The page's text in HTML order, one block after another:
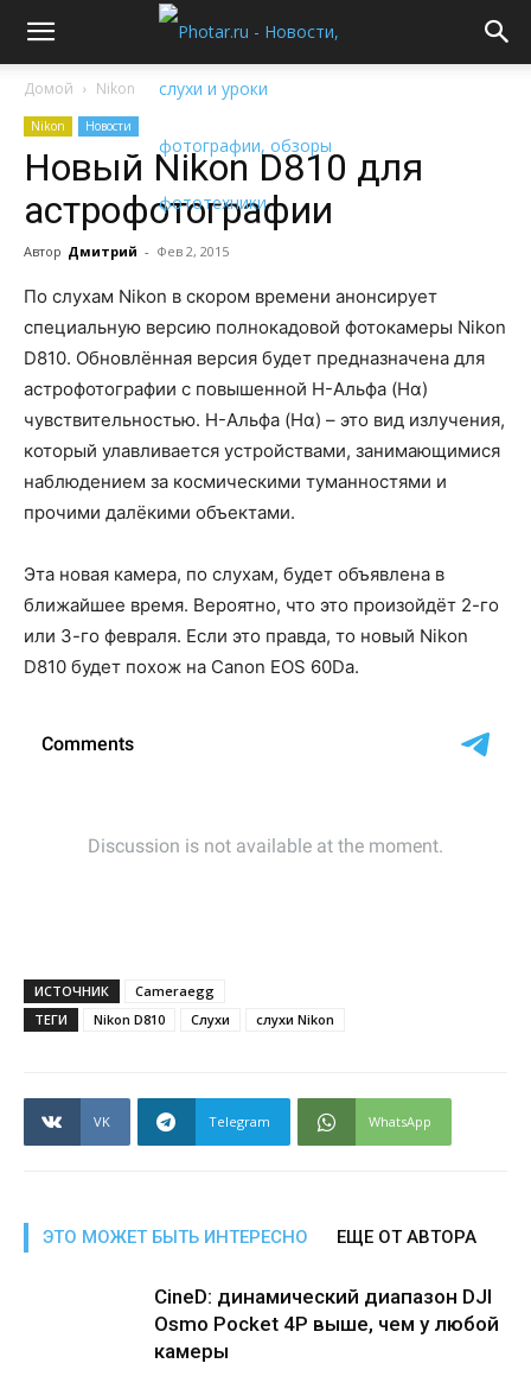
Домой Nikon
Nikon Новости
Новый Nikon D810 для
астрофотографии
Автор Дмитрий - Фев 2, 2015
По слухам Nikon в скором времени анонсирует
специальную версию полнокадовой фотокамеры Nikon
D810. Обновлённая версия будет предназначена для
астрофотографии с повышенной H-Альфа (Hα)
чувствительностью. H-Альфа (Hα) – это вид излучения,
который улавливается устройствами, занимающимися
наблюдением за космическими туманностями и
прочими далёкими объектами.
Эта новая камера, по слухам, будет объявлена в
ближайшее время. Вероятно, что это произойдёт 2-го
или 3-го февраля. Если это правда, то новый Nikon
D810 будет похож на Canon EOS 60Da.
ИСТОЧНИК
Cameraegg
ТЕГИ
Nikon D810 Слухи слухи Nikon
VK Telegram WhatsApp
ЭТО МОЖЕТ БЫТЬ ИНТЕРЕСНО ЕЩЕ ОТ АВТОРА
CineD: динамический диапазон DJI
Osmo Pocket 4P выше, чем у любой
камеры